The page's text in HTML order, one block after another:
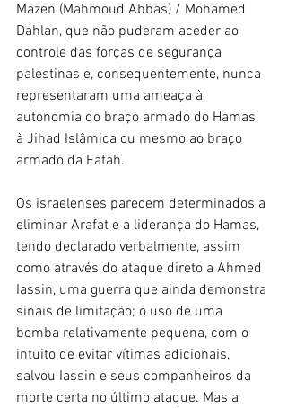
Mazen (Mahmoud Abbas) / Mohamed
Dahlan, que não puderam aceder ao
controle das forças de segurança
palestinas e, consequentemente, nunca
representaram uma ameaça à
autonomia do braço armado do Hamas,
à Jihad Islâmica ou mesmo ao braço
armado da Fatah.
Os israelenses parecem determinados a
eliminar Arafat e a liderança do Hamas,
tendo declarado verbalmente, assim
como através do ataque direto a Ahmed
Iassin, uma guerra que ainda demonstra
sinais de limitação; o uso de uma
bomba relativamente pequena, com o
intuito de evitar vítimas adicionais,
salvou Iassin e seus companheiros da
morte certa no último ataque. Mas a